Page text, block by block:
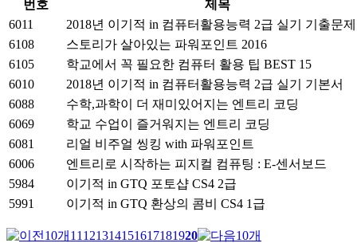
번호
제목
6011
2018년 이기적 in 컴퓨터활용능력 2급 실기 기출문
6108
스토리가 살아있는 파워포인트 2016
6105
학교에서 꼭 필요한 컴퓨터 활용 팁 BEST 15
6010
2018년 이기적 in 컴퓨터활용능력 2급 실기 기본서
6088
수학,과학이 더 재미있어지는 엔트리 코딩
6069
학교 수업이 즐거워지는 엔트리 코딩
6081
리얼 비주얼 씽킹 with 파워포인트
6006
엔트리로 시작하는 피지컬 컴퓨팅 : E-센서보드
5984
이기적 in GTQ 포토샵 CS4 2급
5991
이기적 in GTQ 환상의 콤비 CS4 1급
11 121314151617181920